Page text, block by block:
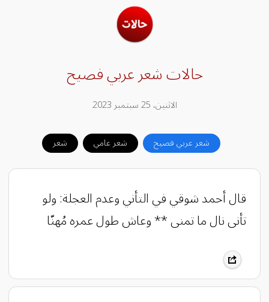
حالات شعر عربي فصيح
الاثنين، 25 سبتمبر 2023
شعر عربي فصيح شعر عامي شعر
قال أحمد شوقي في التأني وعدم العجلة: ولو
تأنى نال ما تمنى ** وعاش طول عمره مُهنّا